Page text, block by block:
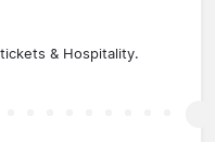
& Hospitality.